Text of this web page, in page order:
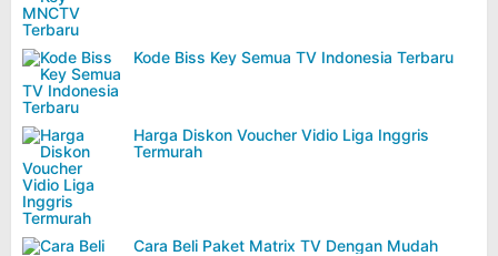
Kode Biss Key Semua TV Indonesia Terbaru
Harga Diskon Voucher Vidio Liga Inggris
Termurah
Cara Beli Paket Matrix TV Dengan Mudah